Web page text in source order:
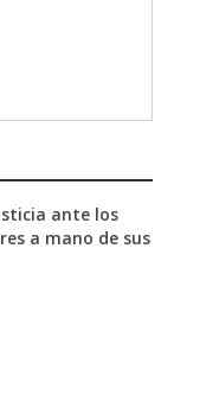
ante los
a mano de sus